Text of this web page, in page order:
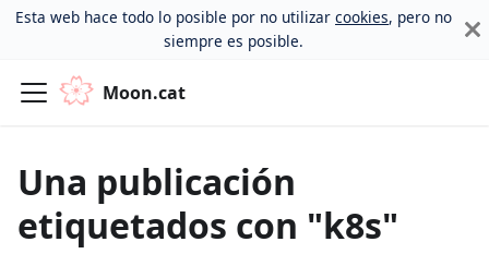
Esta web hace todo lo posible por no utilizar cookies, pero no
siempre es posible.
Moon.cat
Una publicación
etiquetados con "k8s"